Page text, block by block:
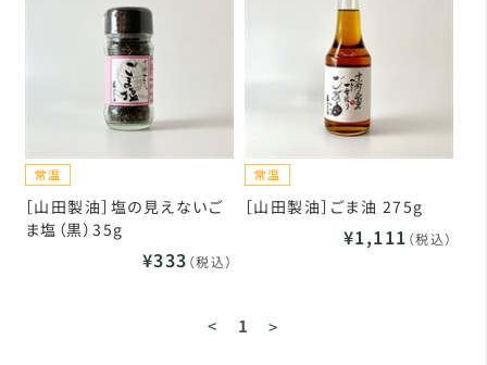
［山田製油］塩の見えないご
ま塩（黒）35g
¥333 （税込）
［山田製油］ごま油 275g
¥1,111 （税込）
< 1 >